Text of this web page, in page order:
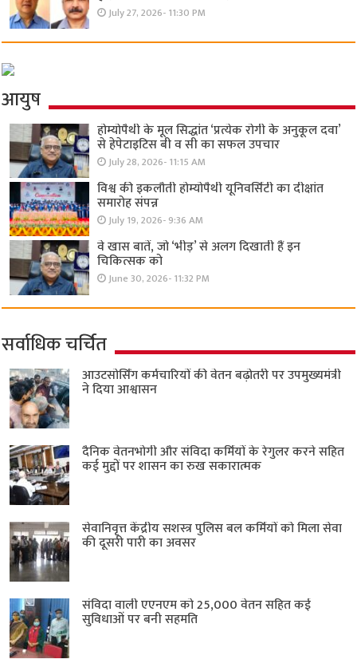
July 27, 2026- 11:30 PM
आयुष
होम्योपैथी के मूल सिद्धांत ‘प्रत्येक रोगी केे अनुकूल दवा’
से हेपेटाइटिस बी व सी का सफल उपचार
July 28, 2026- 11:15 AM
विश्व की इकलौती होम्योपैथी यूनिवर्सिटी का दीक्षांत
समारोह संपन्न
July 19, 2026- 9:36 AM
वे खास बातें, जो ‘भीड़’ से अलग दिखाती हैं इन
चिकित्सक को
June 30, 2026- 11:32 PM
सर्वाधिक चर्चित
आउटसोर्सिंग कर्मचारियों की वेतन बढ़ोतरी पर उपमुख्यमंत्री
ने दिया आश्वासन
दैनिक वेतनभोगी और संविदा कर्मियों के रेगुलर करने सहित
कई मुद्दों पर शासन का रुख सकारात्मक
सेवानिवृत्त केंद्रीय सशस्त्र पुलिस बल ​कर्मियों को मिला सेवा
की दूसरी पारी का अवसर
संविदा वाली एएनएम को 25,000 वेतन सहित कई
सुविधाओं पर बनी सहमति